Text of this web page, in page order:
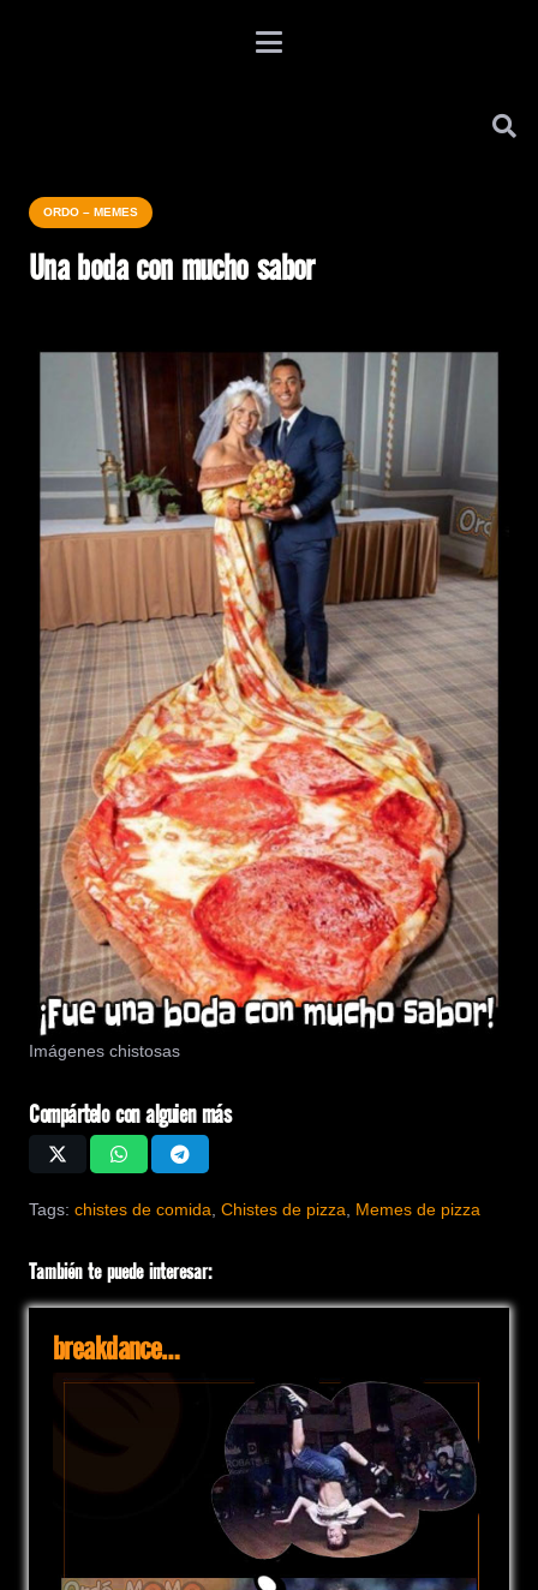
ORDO – MEMES
Una boda con mucho sabor
Imágenes chistosas
Compártelo con alguien más
Tags: chistes de comida Chistes de pizza Memes de pizza
También te puede interesar:
breakdance…